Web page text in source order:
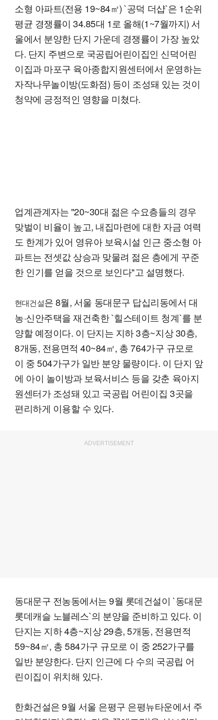
소형 아파트(전용 19~84㎡) `공덕 더샵`은 1순위
평균 경쟁률이 34.85대 1로 올해(1~7월까지) 서
울에서 분양한 단지 가운데 경쟁률이 가장 높았
다. 단지 주변으로 국공립어린이집인 신덕어린
이집과 마포구 육아종합지원센터에서 운영하는
자작나무놀이방(도화점) 등이 조성돼 있는 것이
청약에 긍정적인 영향을 미쳤다.
업계관계자는 "20~30대 젊은 수요층들의 경우
맞벌이 비율이 높고, 내집마련에 대한 자금 여력
도 한계가 있어 영유아 보육시설 인근 중소형 아
파트는 전셋값 상승과 맞물려 젊은 층에게 꾸준
한 인기를 얻을 것으로 보인다"고 설명했다.
현대건설은 8월, 서울 동대문구 답십리동에서 대
농·신안주택을 재건축한 `힐스테이트 청계`를 분
양할 예정이다. 이 단지는 지하 3층~지상 30층,
8개동, 전용면적 40~84㎡, 총 764가구 규모로
이 중 504가구가 일반 분양 물량이다. 이 단지 앞
에 아이 놀이방과 보육서비스 등을 갖춘 육아지
원센터가 조성돼 있고 국공립 어린이집 3곳을
편리하게 이용할 수 있다.
ADVERTISEMENT
동대문구 전농동에서는 9월 롯데건설이 `동대문
롯데캐슬 노블레스`의 분양을 준비하고 있다. 이
단지는 지하 4층~지상 29층, 5개동, 전용면적
59~84㎡, 총 584가구 규모로 이 중 252가구를
일반 분양한다. 단지 인근에 다 수의 국공립 어
린이집이 위치해 있다.
한화건설은 9월 서울 은평구 은평뉴타운에서 주